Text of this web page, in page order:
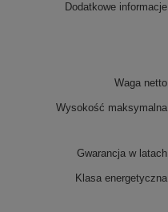
Dodatkowe informacje
Waga netto
Wysokość maksymalna
Gwarancja w latach
Klasa energetyczna